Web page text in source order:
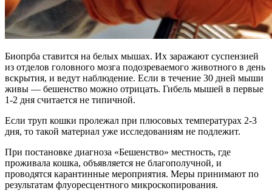
Биопрба ставится на белых мышах. Их заражают суспензией
из отделов головного мозга подозреваемого животного в день
вскрытия, и ведут наблюдение. Если в течение 30 дней мыши
живы — бешенство можно отрицать. Гибель мышей в первые
1-2 дня считается не типичной.
Если труп кошки пролежал при плюсовых температурах 2-3
дня, то такой материал уже исследованиям не подлежит.
При постановке диагноза «Бешенство» местность, где
проживала кошка, объявляется не благополучной, и
проводятся карантинные мероприятия. Меры принимают по
результатам флуоресцентного микроскопирования.